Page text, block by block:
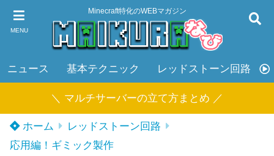
MENU
Minecraft特化のWEBマガジン
ニュース 基本テクニック レッドストーン回路
＼ マルチサーバーの立て方まとめ ／
ホーム
レッドストーン回路
応用編！ギミック製作